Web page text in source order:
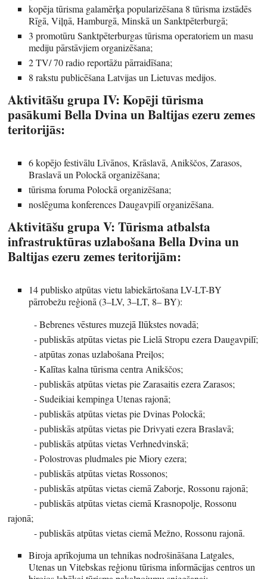
kopēja tūrisma galamērķa popularizēšana 8 tūrisma izstādēs
Rīgā, Viļņā, Hamburgā, Minskā un Sanktpēterburgā;
3 promotūru Sanktpēterburgas tūrisma operatoriem un masu
mediju pārstāvjiem organizēšana;
2 TV/ 70 radio reportāžu pārraidīšana;
8 rakstu publicēšana Latvijas un Lietuvas medijos.
Aktivitāšu grupa IV: Kopēji tūrisma
pasākumi Bella Dvina un Baltijas ezeru zemes
teritorijās:
6 kopējo festivālu Līvānos, Krāslavā, Anikščos, Zarasos,
Braslavā un Polockā organizēšana;
tūrisma foruma Polockā organizēšana;
noslēguma konferences Daugavpilī organizēšana.
Aktivitāšu grupa V: Tūrisma atbalsta
infrastruktūras uzlabošana Bella Dvina un
Baltijas ezeru zemes teritorijām:
14 publisko atpūtas vietu labiekārtošana LV-LT-BY
pārrobežu reģionā (3–LV, 3–LT, 8– BY):
- Bebrenes vēstures muzejā Ilūkstes novadā;
- publiskās atpūtas vietas pie Lielā Stropu ezera Daugavpilī;
- atpūtas zonas uzlabošana Preiļos;
- Kalītas kalna tūrisma centra Anikščos;
- publiskās atpūtas vietas pie Zarasaitis ezera Zarasos;
- Sudeikiai kempinga Utenas rajonā;
- publiskās atpūtas vietas pie Dvinas Polockā;
- publiskās atpūtas vietas pie Drivyati ezera Braslavā;
- publiskās atpūtas vietas Verhnedvinskā;
- Polostrovas pludmales pie Miory ezera;
- publiskās atpūtas vietas Rossonos;
- publiskās atpūtas vietas ciemā Zaborje, Rossonu rajonā;
- publiskās atpūtas vietas ciemā Krasnopolje, Rossonu
rajonā;
- publiskās atpūtas vietas ciemā Mežno, Rossonu rajonā.
Biroja aprīkojuma un tehnikas nodrošināšana Latgales,
Utenas un Vitebskas reģionu tūrisma informācijas centros un